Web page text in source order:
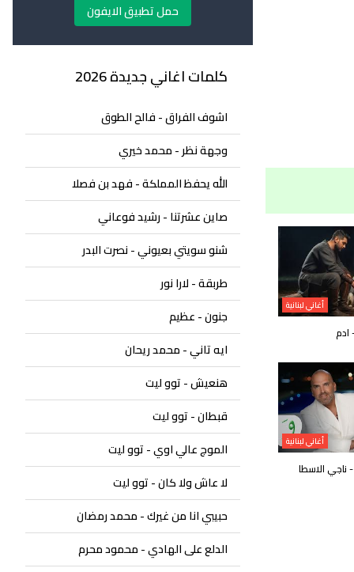
أغاني لبنانية
ادم
أغاني لبنانية
ناجي الاسطا
حمل تطبيق الايفون
كلمات اغاني جديدة 2026
اشوف الفراق - فالح الطوق
وجهة نظر - محمد خيري
الله يحفظ المملكة - فهد بن فصلا
صاين عشرتنا - رشيد فوعاني
شنو سويتي بعيوني - نصرت البدر
طربقة - لارا نور
جنون - عظيم
ايه تاني - محمد ريحان
هنعيش - توو ليت
قبطان - توو ليت
الموج عالي اوي - توو ليت
لا عاش ولا كان - توو ليت
حبيبي انا من غيرك - محمد رمضان
الدلع على الهادي - محمود محرم